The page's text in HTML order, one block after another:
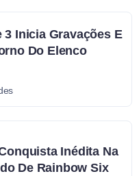
3 Inicia Gravações E
Do Elenco
Inédita Na
De Rainbow Six